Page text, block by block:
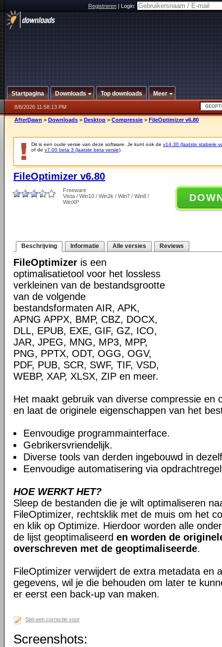
Registreren|Login:
Startpagina Downloads Top downloads Meer
8/8/2026 11:58:13 PM
AfterDawn > Downloads > Desktop > Compressie > FileOptimizer v6.80
Dit is een oude versie van deze software. Je kunt ook de v14.30 (laatste stabiele
of de v7.00 beta 3 (laatste beta versie)
FileOptimizer v6.80
Freeware
Vista / Win10 / Win2k / Win7 / Win8 /
WinXP
Beschrijving Informatie Alle versies Reviews
FileOptimizer is een
optimalisatietool voor het lossless
verkleinen van de bestandsgrootte
van de volgende
bestandsformaten AIR, APK,
APNG APPX, BMP, CBZ, DOCX,
DLL, EPUB, EXE, GIF, GZ, ICO,
JAR, JPEG, MNG, MP3, MPP,
PNG, PPTX, ODT, OGG, OGV,
PDF, PUB, SCR, SWF, TIF, VSD,
WEBP, XAP, XLSX, ZIP en meer.
Het maakt gebruik van diverse compressie en
en laat de originele eigenschappen van het
Eenvoudige programmainterface.
Gebrikersvriendelijk.
Diverse tools van derden ingebouwd in
Eenvoudige automatisering via
HOE WERKT HET?
Sleep de bestanden die je wilt optimaliseren
FileOptimizer, rechtsklik met de muis om het
en klik op Optimize. Hierdoor worden alle
de lijst geoptimaliseerd en worden de
overschreven met de geoptimaliseerde.
FileOptimizer verwijdert de extra metadata en
gegevens, wil je die behouden om later te
er eerst een back-up van maken.
Stel een correctie voor
Screenshots: